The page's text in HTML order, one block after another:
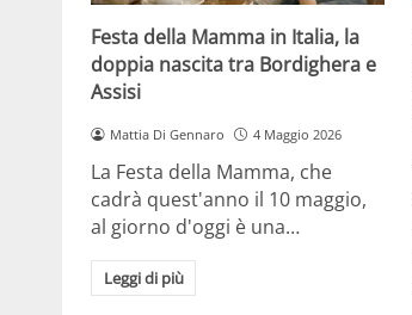
Festa della Mamma in Italia, la
doppia nascita tra Bordighera e
Assisi
Mattia Di Gennaro 4 Maggio 2026
La Festa della Mamma, che
cadrà quest'anno il 10 maggio,
al giorno d'oggi è una…
Leggi di più